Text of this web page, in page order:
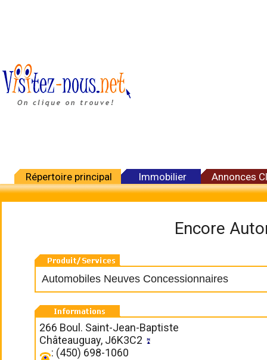
Répertoire principal Immobilier Annonces
Encore
Automobiles Neuves Concessionnaires
266 Boul. Saint-Jean-Baptiste
Châteauguay, J6K3C2
: (450) 698-1060